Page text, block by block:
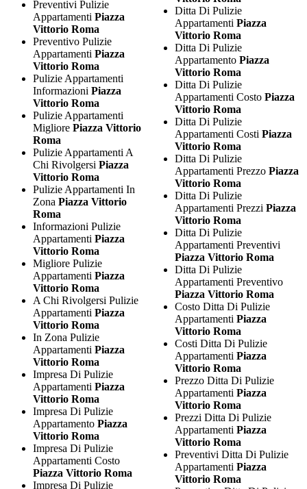
Preventivi Pulizie
Appartamenti Piazza
Vittorio Roma
Preventivo Pulizie
Appartamenti Piazza
Vittorio Roma
Pulizie Appartamenti
Informazioni Piazza
Vittorio Roma
Pulizie Appartamenti
Migliore Piazza Vittorio
Roma
Pulizie Appartamenti A
Chi Rivolgersi Piazza
Vittorio Roma
Pulizie Appartamenti In
Zona Piazza Vittorio
Roma
Informazioni Pulizie
Appartamenti Piazza
Vittorio Roma
Migliore Pulizie
Appartamenti Piazza
Vittorio Roma
A Chi Rivolgersi Pulizie
Appartamenti Piazza
Vittorio Roma
In Zona Pulizie
Appartamenti Piazza
Vittorio Roma
Impresa Di Pulizie
Appartamenti Piazza
Vittorio Roma
Impresa Di Pulizie
Appartamento Piazza
Vittorio Roma
Impresa Di Pulizie
Appartamenti Costo
Piazza Vittorio Roma
Impresa Di Pulizie
Ditta Di Pulizie
AppartamentiPiazza
Vittorio Roma
Ditta Di Pulizie
AppartamentoPiazza
Vittorio Roma
Ditta Di Pulizie
Appartamenti CostoPiazza
Vittorio Roma
Ditta Di Pulizie
Appartamenti CostiPiazza
Vittorio Roma
Ditta Di Pulizie
Appartamenti PrezzoPiazza
Vittorio Roma
Ditta Di Pulizie
Appartamenti PrezziPiazza
Vittorio Roma
Ditta Di Pulizie
Appartamenti Preventivi
Piazza Vittorio Roma
Ditta Di Pulizie
Appartamenti Preventivo
Piazza Vittorio Roma
Costo Ditta Di Pulizie
AppartamentiPiazza
Vittorio Roma
Costi Ditta Di Pulizie
AppartamentiPiazza
Vittorio Roma
Prezzo Ditta Di Pulizie
AppartamentiPiazza
Vittorio Roma
Prezzi Ditta Di Pulizie
AppartamentiPiazza
Vittorio Roma
Preventivi Ditta Di Pulizie
AppartamentiPiazza
Vittorio Roma